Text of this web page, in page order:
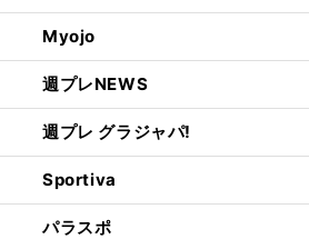
Myojo
週プレNEWS
週プレ グラジャパ!
Sportiva
パラスポ